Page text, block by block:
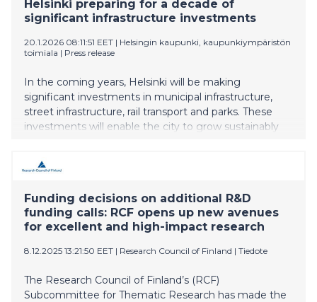
Helsinki preparing for a decade of
significant infrastructure investments
20.1.2026 08:11:51 EET | Helsingin kaupunki, kaupunkiympäristön
toimiala | Press release
In the coming years, Helsinki will be making
significant investments in municipal infrastructure,
street infrastructure, rail transport and parks. These
investments will enable the city to grow sustainably
residents. At the same time, the City is working to
construction works.
Funding decisions on additional R&D
funding calls: RCF opens up new avenues
for excellent and high-impact research
8.12.2025 13:21:50 EET | Research Council of Finland | Tiedote
The Research Council of Finland’s (RCF)
Subcommittee for Thematic Research has made the